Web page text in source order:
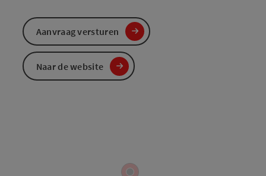
Aanvraag versturen
Naar de website